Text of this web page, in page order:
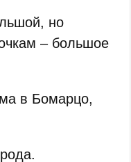
но
– большое